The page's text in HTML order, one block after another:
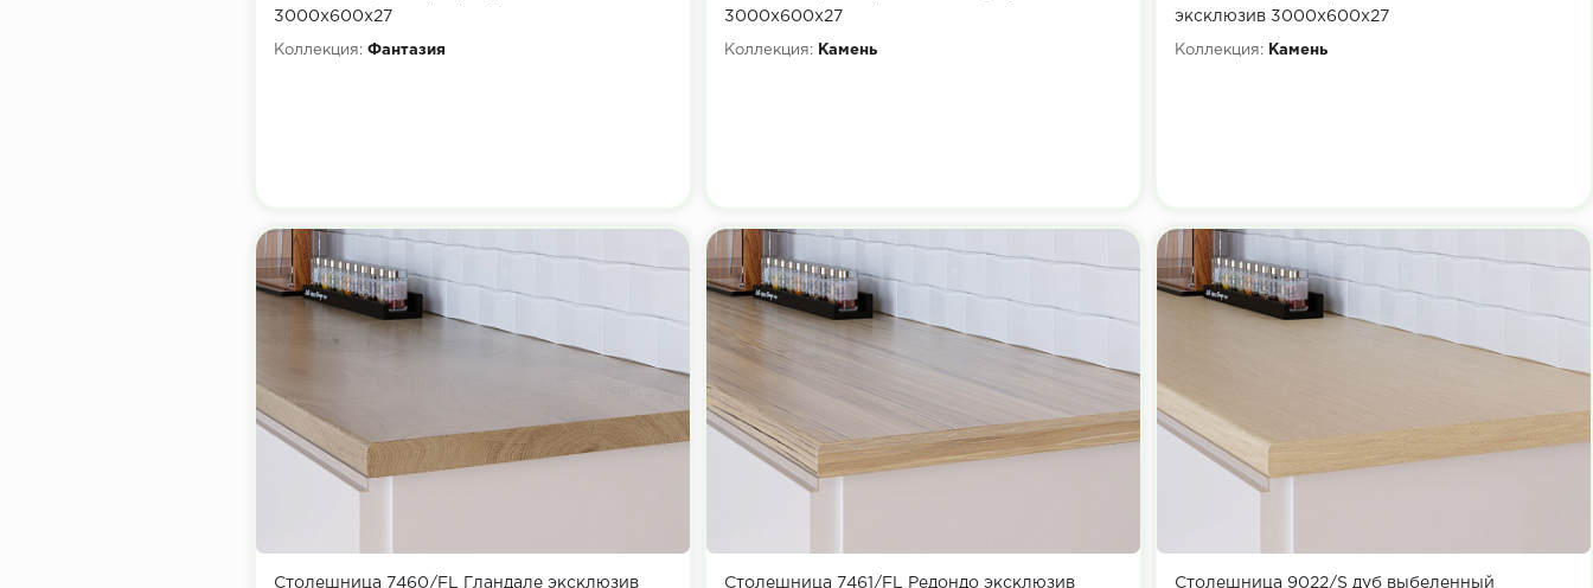
3000х600х27
Коллекция: Фантазия
3000х600х27
Коллекция: Камень
эксклюзив 3000х600х27
Коллекция: Камень
Столешница 7460/FL Гландале эксклюзив
Столешница 7461/FL Редондо эксклюзив
Столешница 9022/S дуб выбеленный